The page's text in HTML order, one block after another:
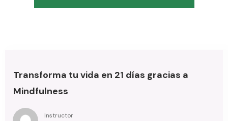
Transforma tu vida en 21 días gracias a
Mindfulness
Instructor